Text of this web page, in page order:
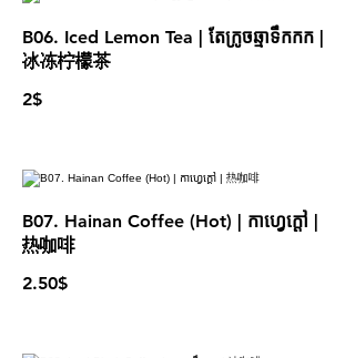
B06. Iced Lemon Tea | តែក្រូចឆ្មាទឹកកក |
冰冻柠檬茶
2$
B07. Hainan Coffee (Hot) | កាហ្វេក្ដៅ |
热咖啡
2.50$